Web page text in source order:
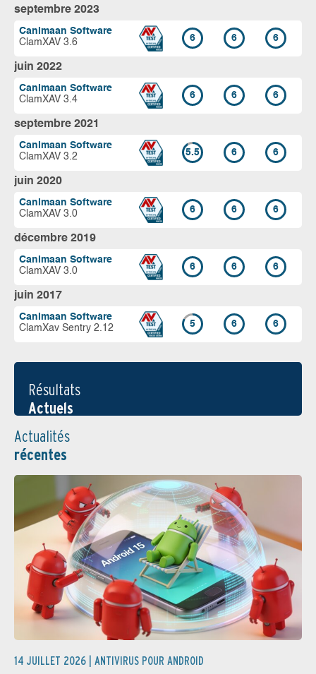
septembre 2023
Canimaan Software
ClamXAV 3.6
6 6 6
juin 2022
Canimaan Software
ClamXAV 3.4
6 6 6
septembre 2021
Canimaan Software
ClamXAV 3.2
5.5 6 6
juin 2020
Canimaan Software
ClamXAV 3.0
6 6 6
décembre 2019
Canimaan Software
ClamXAV 3.0
6 6 6
juin 2017
Canimaan Software
ClamXav Sentry 2.12
5 6 6
Résultats
Actuels
Actualités
récentes
14 JUILLET 2026 | ANTIVIRUS POUR ANDROID